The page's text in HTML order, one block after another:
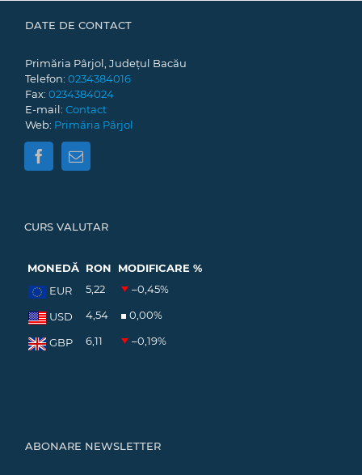
DATE DE CONTACT
Primăria Pârjol, Județul Bacău
Telefon: 0234384016
Fax: 0234384024
E-mail: Contact
Web: Primăria Pârjol
CURS VALUTAR
MONEDĂ RON
MODIFICARE %
EUR
5,22 –0,45%
USD 4,54 0,00%
GBP 6,11 –0,19%
ABONARE NEWSLETTER